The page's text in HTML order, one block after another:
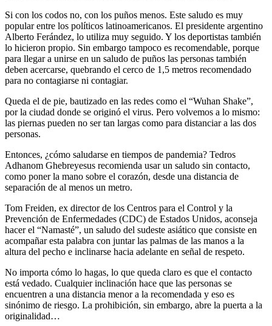
Si con los codos no, con los puños menos. Este saludo es muy
popular entre los políticos latinoamericanos. El presidente argentino
Alberto Ferández, lo utiliza muy seguido. Y los deportistas también
lo hicieron propio. Sin embargo tampoco es recomendable, porque
para llegar a unirse en un saludo de puños las personas también
deben acercarse, quebrando el cerco de 1,5 metros recomendado
para no contagiarse ni contagiar.
Queda el de pie, bautizado en las redes como el “Wuhan Shake”,
por la ciudad donde se originó el virus. Pero volvemos a lo mismo:
las piernas pueden no ser tan largas como para distanciar a las dos
personas.
Entonces, ¿cómo saludarse en tiempos de pandemia? Tedros
Adhanom Ghebreyesus recomienda usar un saludo sin contacto,
como poner la mano sobre el corazón, desde una distancia de
separación de al menos un metro.
Tom Freiden, ex director de los Centros para el Control y la
Prevención de Enfermedades (CDC) de Estados Unidos, aconseja
hacer el “Namasté”, un saludo del sudeste asiático que consiste en
acompañar esta palabra con juntar las palmas de las manos a la
altura del pecho e inclinarse hacia adelante en señal de respeto.
No importa cómo lo hagas, lo que queda claro es que el contacto
está vedado. Cualquier inclinación hace que las personas se
encuentren a una distancia menor a la recomendada y eso es
sinónimo de riesgo. La prohibición, sin embargo, abre la puerta a la
originalidad…